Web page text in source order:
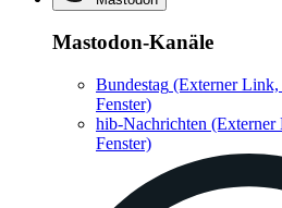
Mastodon-Kanäle
Bundestag (Externer
Fenster)
hib-Nachrichten (Externer
Fenster)